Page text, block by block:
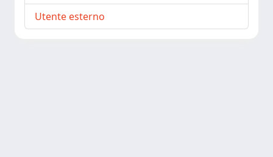
Utente esterno